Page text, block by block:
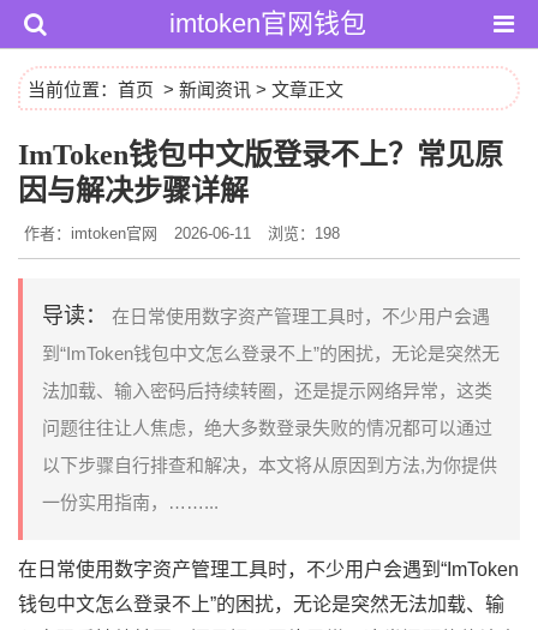
imtoken官网钱包
当前位置： 首页 > 新闻资讯 > 文章正文
ImToken钱包中文版登录不上？常见原
因与解决步骤详解
作者：imtoken官网 2026-06-11 浏览：198
导读：
在日常使用数字资产管理工具时，不少用户会遇
到“ImToken钱包中文怎么登录不上”的困扰，无论是突然无
法加载、输入密码后持续转圈，还是提示网络异常，这类
问题往往让人焦虑，绝大多数登录失败的情况都可以通过
以下步骤自行排查和解决，本文将从原因到方法,为你提供
一份实用指南，……...
在日常使用数字资产管理工具时，不少用户会遇到“ImToken
钱包中文怎么登录不上”的困扰，无论是突然无法加载、输